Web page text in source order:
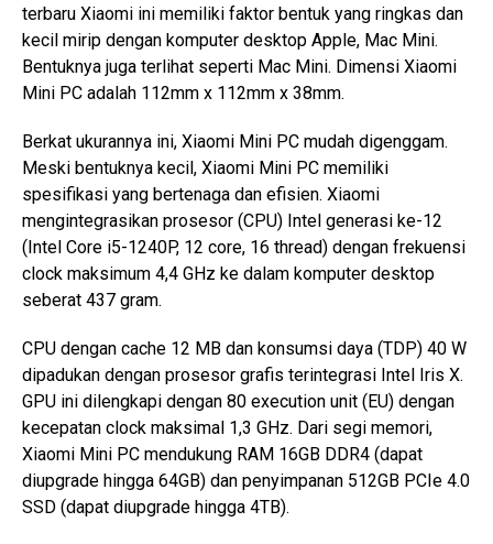
terbaru Xiaomi ini memiliki faktor bentuk yang ringkas dan
kecil mirip dengan komputer desktop Apple, Mac Mini.
Bentuknya juga terlihat seperti Mac Mini. Dimensi Xiaomi
Mini PC adalah 112mm x 112mm x 38mm.
Berkat ukurannya ini, Xiaomi Mini PC mudah digenggam.
Meski bentuknya kecil, Xiaomi Mini PC memiliki
spesifikasi yang bertenaga dan efisien. Xiaomi
mengintegrasikan prosesor (CPU) Intel generasi ke-12
(Intel Core i5-1240P, 12 core, 16 thread) dengan frekuensi
clock maksimum 4,4 GHz ke dalam komputer desktop
seberat 437 gram.
CPU dengan cache 12 MB dan konsumsi daya (TDP) 40 W
dipadukan dengan prosesor grafis terintegrasi Intel Iris X.
GPU ini dilengkapi dengan 80 execution unit (EU) dengan
kecepatan clock maksimal 1,3 GHz. Dari segi memori,
Xiaomi Mini PC mendukung RAM 16GB DDR4 (dapat
diupgrade hingga 64GB) dan penyimpanan 512GB PCIe 4.0
SSD (dapat diupgrade hingga 4TB).